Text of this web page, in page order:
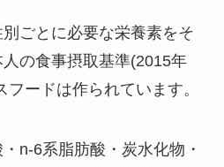
ごとに必要な栄養素をそ
の食事摂取基準(2015年
ードは作られています。
n-6系脂肪酸・炭水化物・